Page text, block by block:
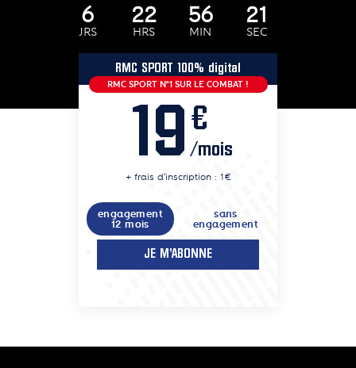
6
JRS
22
HRS
56
MIN
19
SEC
RMC SPORT 100% digital
engagement
12 mois
RMC SPORT N°1 SUR LE COMBAT !
19 €
/mois
+ frais d'inscription : 1€
sans
engagement
JE M'ABONNE